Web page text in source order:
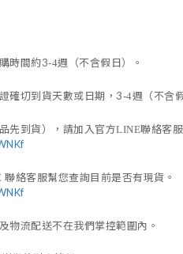
時間約3-4週（不含假日）。
確切到貨天數或日期， 3-4週（不含
先到貨），請加入官方LINE聯絡客
聯絡客服幫您查詢目前是否有現貨。
物流配送不在我們掌控範圍內。